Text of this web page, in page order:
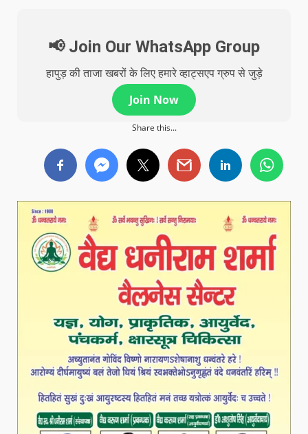
📢 Join Our WhatsApp Group
हापुड़ की ताजा खबरों के लिए हमारे व्हाट्सएप ग्रुप से जुड़े
Join Now
Share this...